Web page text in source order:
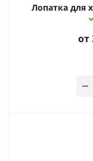
Лопатка для
от